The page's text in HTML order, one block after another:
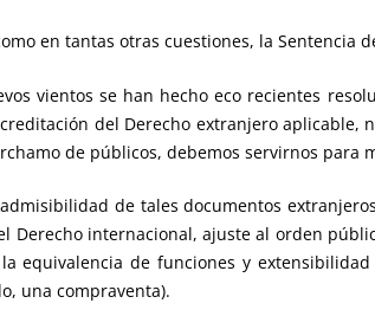
en tantas otras cuestiones, la Sentencia
vientos se han hecho eco recientes
del Derecho extranjero
de públicos, debemos servirnos
de tales documentos
Derecho internacional, ajuste al orden
equivalencia de funciones y
una compraventa).